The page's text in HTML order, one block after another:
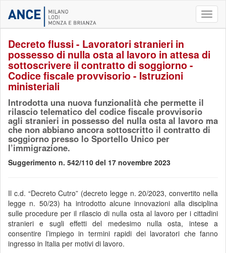
Decreto flussi - Lavoratori stranieri in
possesso di nulla osta al lavoro in attesa di
sottoscrivere il contratto di soggiorno -
Codice fiscale provvisorio - Istruzioni
ministeriali
Introdotta una nuova funzionalità che permette il
rilascio telematico del codice fiscale provvisorio
agli stranieri in possesso del nulla osta al lavoro ma
che non abbiano ancora sottoscritto il contratto di
soggiorno presso lo Sportello Unico per
l’immigrazione.
Suggerimento n. 542/110 del 17 novembre 2023
Il c.d. “Decreto Cutro” (decreto legge n. 20/2023, convertito nella
legge n. 50/23) ha introdotto alcune innovazioni alla disciplina
sulle procedure per il rilascio di nulla osta al lavoro per i cittadini
stranieri e sugli effetti del medesimo nulla osta, intese a
consentire l’impiego in termini rapidi dei lavoratori che fanno
ingresso in Italia per motivi di lavoro.